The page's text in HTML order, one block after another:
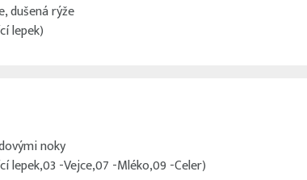
dušená rýže
lepek)
noky
lepek,03 -Vejce,07 -Mléko,09 -Celer)